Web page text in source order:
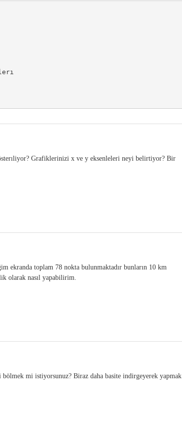
Grafiklerinizi x ve y eksenleleri neyi belirtiyor? Bir
ekranda toplam 78 nokta bulunmaktadır bunların 10 km
olarak nasıl yapabilirim.
mi istiyorsunuz? Biraz daha basite indirgeyerek yapmak